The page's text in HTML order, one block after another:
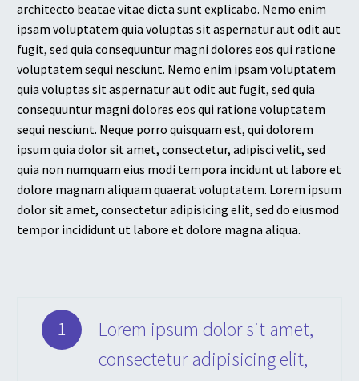
architecto beatae vitae dicta sunt explicabo. Nemo enim
ipsam voluptatem quia voluptas sit aspernatur aut odit aut
fugit, sed quia consequuntur magni dolores eos qui ratione
voluptatem sequi nesciunt. Nemo enim ipsam voluptatem
quia voluptas sit aspernatur aut odit aut fugit, sed quia
consequuntur magni dolores eos qui ratione voluptatem
sequi nesciunt. Neque porro quisquam est, qui dolorem
ipsum quia dolor sit amet, consectetur, adipisci velit, sed
quia non numquam eius modi tempora incidunt ut labore et
dolore magnam aliquam quaerat voluptatem. Lorem ipsum
dolor sit amet, consectetur adipisicing elit, sed do eiusmod
tempor incididunt ut labore et dolore magna aliqua.
1
Lorem ipsum dolor sit amet,
consectetur adipisicing elit,